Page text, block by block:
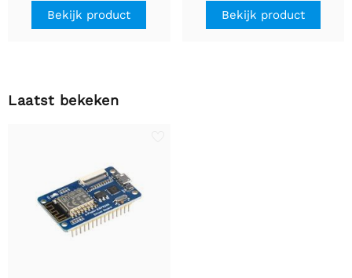
Bekijk product Bekijk product
Laatst bekeken